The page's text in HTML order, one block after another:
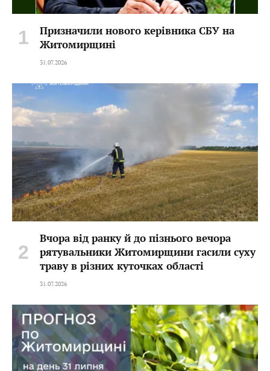
Призначили нового керівника СБУ на
Житомирщині
31.07.2026
Вчора від ранку й до пізнього вечора
рятувальники Житомирщини гасили суху
траву в різних куточках області
31.07.2026